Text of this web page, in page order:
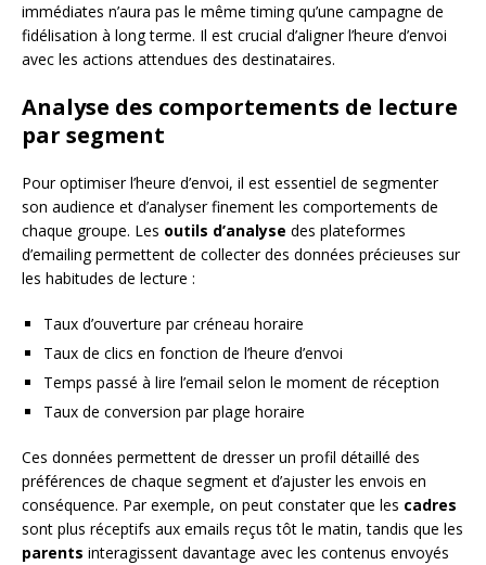
immédiates n’aura pas le même timing qu’une campagne de
fidélisation à long terme. Il est crucial d’aligner l’heure d’envoi
avec les actions attendues des destinataires.
Analyse des comportements de lecture
par segment
Pour optimiser l’heure d’envoi, il est essentiel de segmenter
son audience et d’analyser finement les comportements de
chaque groupe. Les outils d’analyse des plateformes
d’emailing permettent de collecter des données précieuses sur
les habitudes de lecture :
Taux d’ouverture par créneau horaire
Taux de clics en fonction de l’heure d’envoi
Temps passé à lire l’email selon le moment de réception
Taux de conversion par plage horaire
Ces données permettent de dresser un profil détaillé des
préférences de chaque segment et d’ajuster les envois en
conséquence. Par exemple, on peut constater que les cadres
sont plus réceptifs aux emails reçus tôt le matin, tandis que les
parents interagissent davantage avec les contenus envoyés